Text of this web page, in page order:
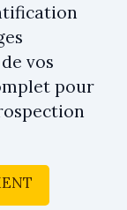
vos
pour